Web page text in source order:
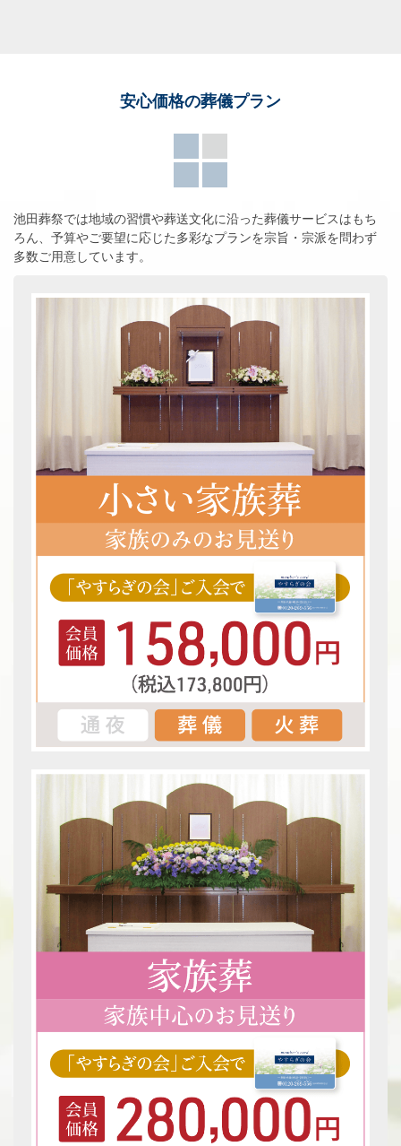
安心価格の葬儀プラン
池田葬祭では地域の習慣や葬送文化に沿った葬儀サービスはもち
ろん、 予算やご要望に応じた多彩なプランを宗旨・宗派を問わず
多数ご用意しています。